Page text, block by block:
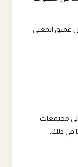
عميق المعنى
مجتمعات
في ذلك: